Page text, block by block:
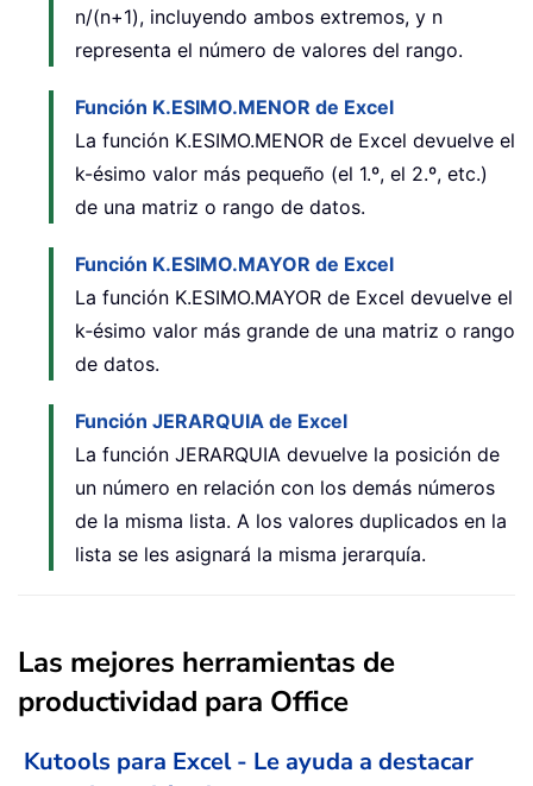
n/(n+1), incluyendo ambos extremos, y n
representa el número de valores del rango.
Función K.ESIMO.MENOR de Excel
La función K.ESIMO.MENOR de Excel devuelve el
k-ésimo valor más pequeño (el 1.º, el 2.º, etc.)
de una matriz o rango de datos.
Función K.ESIMO.MAYOR de Excel
La función K.ESIMO.MAYOR de Excel devuelve el
k‑ésimo valor más grande de una matriz o rango
de datos.
Función JERARQUIA de Excel
La función JERARQUIA devuelve la posición de
un número en relación con los demás números
de la misma lista. A los valores duplicados en la
lista se les asignará la misma jerarquía.
Las mejores herramientas de
productividad para Office
Kutools para Excel - Le ayuda a destacar